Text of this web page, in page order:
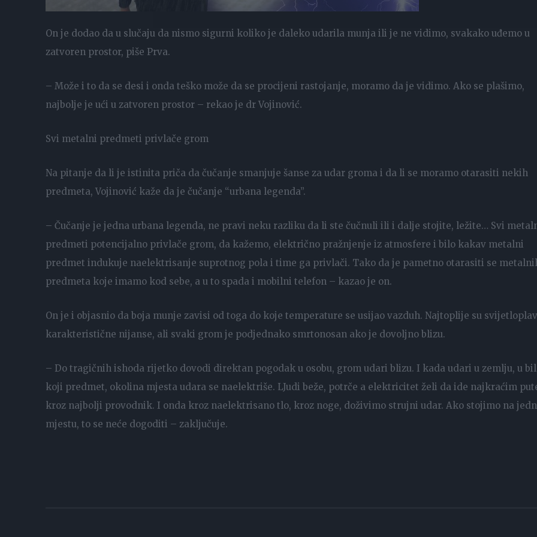
On je dodao da u slučaju da nismo sigurni koliko je daleko udarila munja ili je ne vidimo, svakako uđemo u
zatvoren prostor, piše Prva.
– Može i to da se desi i onda teško može da se procijeni rastojanje, moramo da je vidimo. Ako se plašimo,
najbolje je ući u zatvoren prostor – rekao je dr Vojinović.
Svi metalni predmeti privlače grom
Na pitanje da li je istinita priča da čučanje smanjuje šanse za udar groma i da li se moramo otarasiti nekih
predmeta, Vojinović kaže da je čučanje “urbana legenda”.
– Čučanje je jedna urbana legenda, ne pravi neku razliku da li ste čučnuli ili i dalje stojite, ležite… Svi
predmeti potencijalno privlače grom, da kažemo, električno pražnjenje iz atmosfere i bilo kakav metalni
predmet indukuje naelektrisanje suprotnog pola i time ga privlači. Tako da je pametno otarasiti se
predmeta koje imamo kod sebe, a u to spada i mobilni telefon – kazao je on.
On je i objasnio da boja munje zavisi od toga do koje temperature se usijao vazduh. Najtoplije su
karakteristične nijanse, ali svaki grom je podjednako smrtonosan ako je dovoljno blizu.
– Do tragičnih ishoda rijetko dovodi direktan pogodak u osobu, grom udari blizu. I kada udari u zemlju, u
koji predmet, okolina mjesta udara se naelektriše. LJudi beže, potrče a elektricitet želi da ide najkraćim
kroz najbolji provodnik. I onda kroz naelektrisano tlo, kroz noge, doživimo strujni udar. Ako stojimo na
mjestu, to se neće dogoditi – zaključuje.